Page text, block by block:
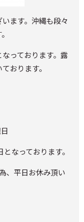
ます。沖縄も段々
っております。露
おります。
なっております。
、平日お休み頂い